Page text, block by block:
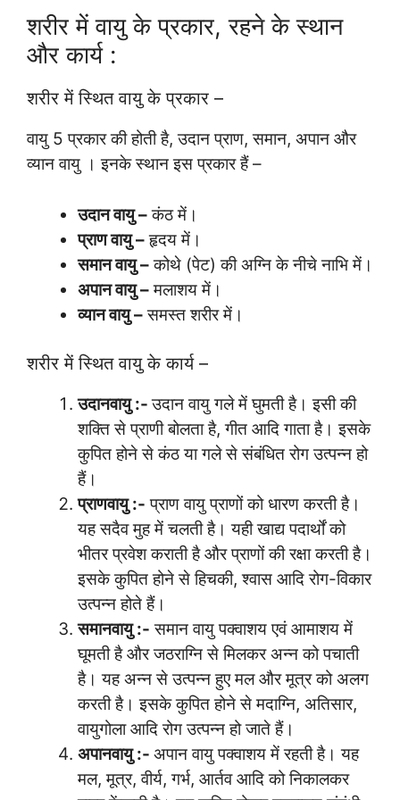
शरीर में वायु के प्रकार, रहने के स्थान
और कार्य :
शरीर में स्थित वायु के प्रकार –
वायु 5 प्रकार की होती है, उदान प्राण, समान, अपान और
व्यान वायु । इनके स्थान इस प्रकार हैं –
उदान वायु –कंठ में।
प्राण वायु –हृदय में।
समान वायु –कोथे (पेट) की अग्नि के नीचे नाभि में।
अपान वायु –मलाशय में।
व्यान वायु –समस्त शरीर में।
शरीर में स्थित वायु के कार्य –
उदानवायु :-उदान वायु गले में घुमती है। इसी की
शक्ति से प्राणी बोलता है, गीत आदि गाता है। इसके
कुपित होने से कंठ या गले से संबंधित रोग उत्पन्न हो
हैं।
प्राणवायु :- प्राण वायु प्राणों को धारण करती है।
यह सदैव मुह में चलती है। यही खाद्य पदार्थों को
भीतर प्रवेश कराती है और प्राणों की रक्षा करती है।
इसके कुपित होने से हिचकी, श्वास आदि रोग-विकार
उत्पन्न होते हैं।
समानवायु :- समान वायु पक्वाशय एवं आमाशय में
घूमती है और जठराग्नि से मिलकर अन्न को पचाती
है। यह अन्न से उत्पन्न हुए मल और मूत्र को अलग
करती है। इसके कुपित होने से मदाग्नि, अतिसार,
वायुगोला आदि रोग उत्पन्न हो जाते हैं।
अपानवायु :- अपान वायु पक्वाशय में रहती है। यह
मल, मूत्र, वीर्य, गर्भ, आर्तव आदि को निकालकर